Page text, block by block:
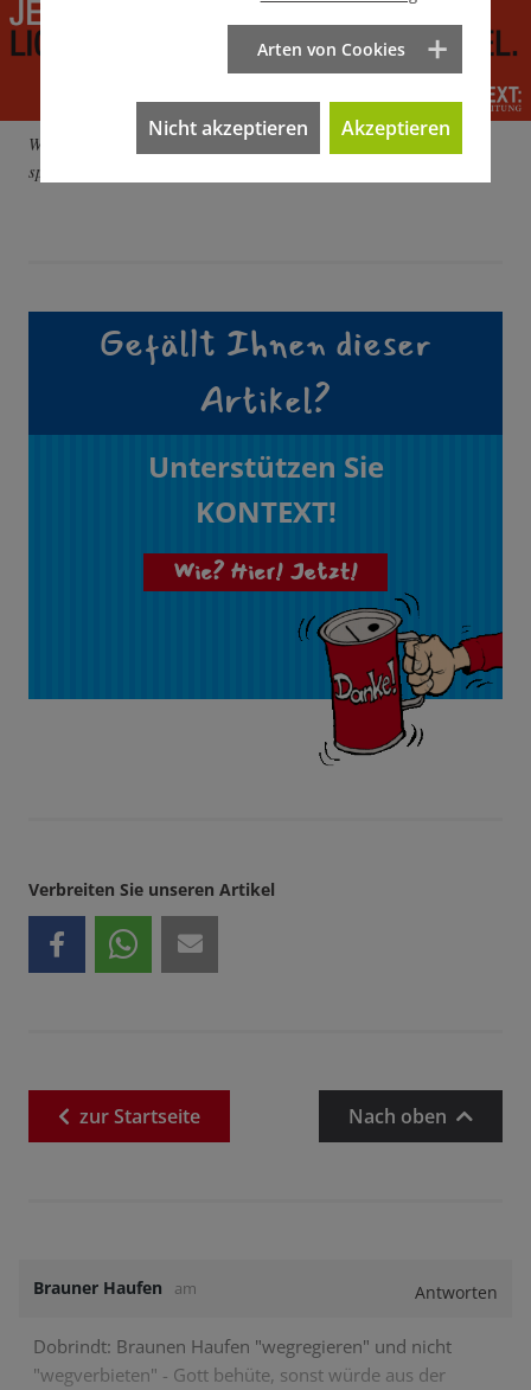
Wir bauen einen Recherchepool gegen rechts auf. Sie wollen
spenden? Dann klicken Sie aufs Bild. Vielen Dank.
Gefällt Ihnen dieser
Artikel?
Unterstützen Sie
KONTEXT!
Wie? Hier! Jetzt!
Verbreiten Sie unseren Artikel
zurStartseite Nach oben
Brauner Haufen am Antworten
Dobrindt: Braunen Haufen "wegregieren" und nicht
"wegverbieten" - Gott behüte, sonst würde aus der
Arten von Cookies
Nicht akzeptieren Akzeptieren